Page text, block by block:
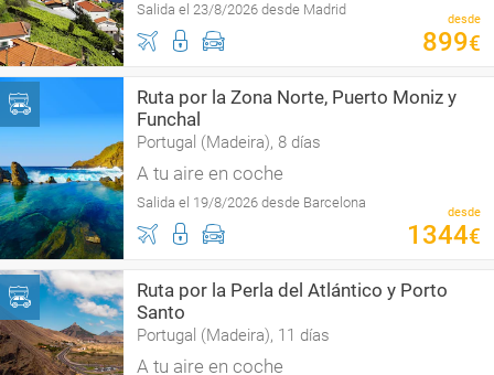
Salida el 23/8/2026 desde Madrid
desde
899€
Ruta por la Zona Norte, Puerto Moniz y
Funchal
Portugal (Madeira), 8 días
A tu aire en coche
Salida el 19/8/2026 desde Barcelona
desde
1344€
Ruta por la Perla del Atlántico y Porto
Santo
Portugal (Madeira), 11 días
A tu aire en coche